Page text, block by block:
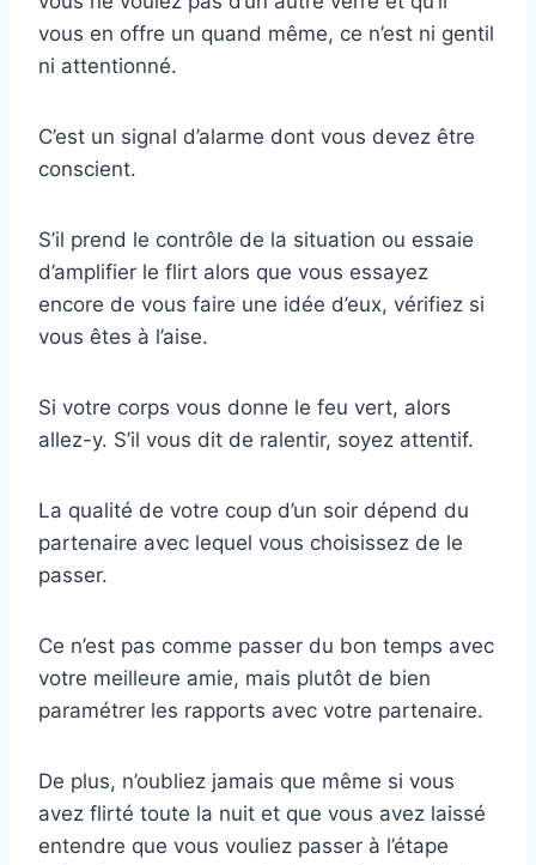
vous en offre un quand même, ce n’est ni gentil
ni attentionné.
C’est un signal d’alarme dont vous devez être
conscient.
S’il prend le contrôle de la situation ou essaie
d’amplifier le flirt alors que vous essayez
encore de vous faire une idée d’eux, vérifiez si
vous êtes à l’aise.
Si votre corps vous donne le feu vert, alors
allez-y. S’il vous dit de ralentir, soyez attentif.
La qualité de votre coup d’un soir dépend du
partenaire avec lequel vous choisissez de le
passer.
Ce n’est pas comme passer du bon temps avec
votre meilleure amie, mais plutôt de bien
paramétrer les rapports avec votre partenaire.
De plus, n’oubliez jamais que même si vous
avez flirté toute la nuit et que vous avez laissé
entendre que vous vouliez passer à l’étape